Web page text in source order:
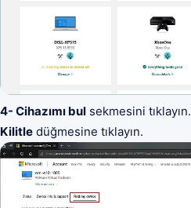
4- Cihazımı bul sekmesini tıklayın.
Kilitle düğmesine tıklayın.